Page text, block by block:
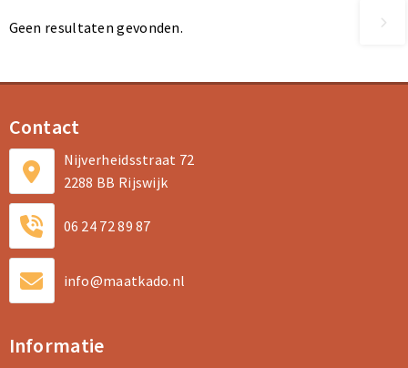
Geen resultaten gevonden.
Contact
Nijverheidsstraat 72
2288 BB Rijswijk
06 24 72 89 87
info@maatkado.nl
Informatie